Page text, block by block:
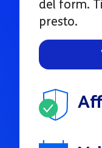
del form.
presto.